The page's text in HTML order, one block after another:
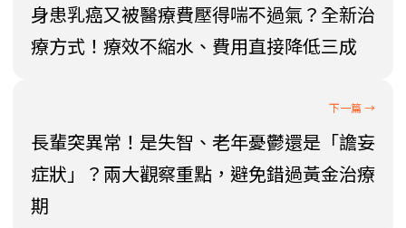
身患乳癌又被醫療費壓得喘不過氣？全新治
療方式！療效不縮水、費用直接降低三成
長輩突異常！是失智、老年憂鬱還是「譫妄
症狀」？兩大觀察重點，避免錯過黃金治療
期